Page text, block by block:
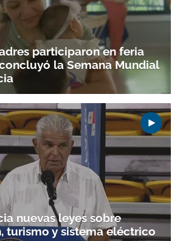
participaron en feria
la Semana Mundial
nuevas leyes sobre
turismo y sistema eléctrico